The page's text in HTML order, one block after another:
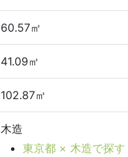
60.57㎡
41.09㎡
102.87㎡
木造
東京都 × 木造で探す